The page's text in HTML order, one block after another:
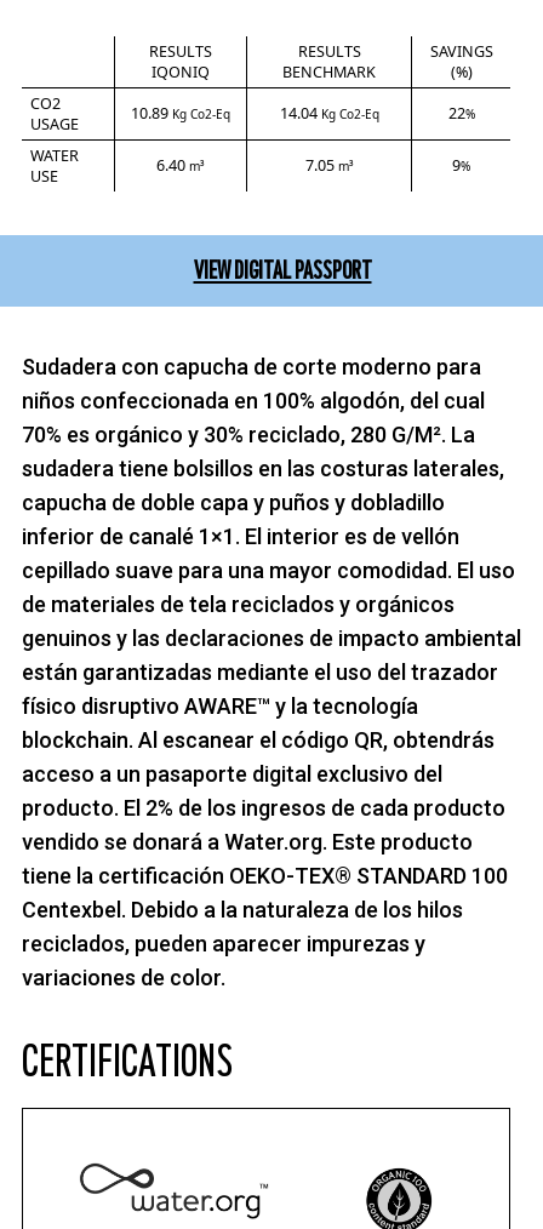
RESULTS
IQONIQ
RESULTS
BENCHMARK
SAVINGS
(%)
CO2
USAGE
10.89 Kg Co2-Eq 14.04 Kg Co2-Eq 22%
WATER
USE
6.40 m³ 7.05 m³ 9%
VIEW DIGITAL PASSPORT
Sudadera con capucha de corte moderno para
niños confeccionada en 100% algodón, del cual
70% es orgánico y 30% reciclado, 280 G/M². La
sudadera tiene bolsillos en las costuras laterales,
capucha de doble capa y puños y dobladillo
inferior de canalé 1×1. El interior es de vellón
cepillado suave para una mayor comodidad. El uso
de materiales de tela reciclados y orgánicos
genuinos y las declaraciones de impacto ambiental
están garantizadas mediante el uso del trazador
físico disruptivo AWARE™ y la tecnología
blockchain. Al escanear el código QR, obtendrás
acceso a un pasaporte digital exclusivo del
producto. El 2% de los ingresos de cada producto
vendido se donará a Water.org. Este producto
tiene la certificación OEKO-TEX® STANDARD 100
Centexbel. Debido a la naturaleza de los hilos
reciclados, pueden aparecer impurezas y
variaciones de color.
CERTIFICATIONS